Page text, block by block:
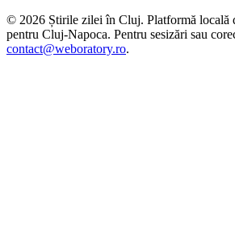
© 2026 Știrile zilei în Cluj. Platformă locală
pentru Cluj-Napoca. Pentru sesizări sau
contact@weboratory.ro.